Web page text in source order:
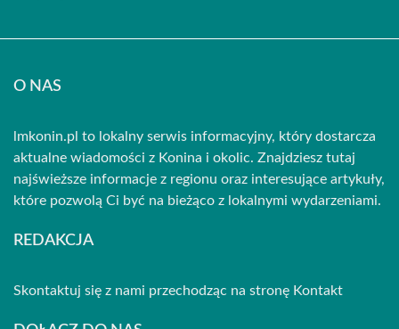
O NAS
lmkonin.pl to lokalny serwis informacyjny, który dostarcza
aktualne wiadomości z Konina i okolic. Znajdziesz tutaj
najświeższe informacje z regionu oraz interesujące artykuły,
które pozwolą Ci być na bieżąco z lokalnymi wydarzeniami.
REDAKCJA
Skontaktuj się z nami przechodząc na stronę Kontakt